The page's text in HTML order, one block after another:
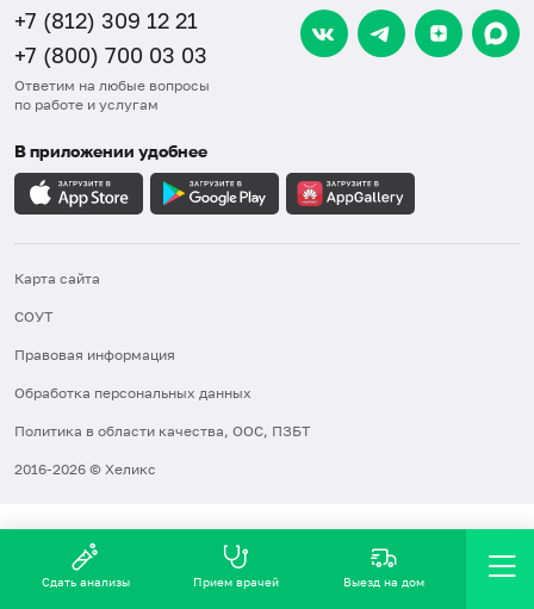
+7 (812) 309 12 21
+7 (800) 700 03 03
Ответим на любые вопросы
по работе и услугам
В приложении удобнее
Карта сайта
СОУТ
Правовая информация
Обработка персональных данных
Политика в области качества, ООС, ПЗБТ
2016-2026 © Хеликс
Сдать анализы Прием врачей Выезд на дом